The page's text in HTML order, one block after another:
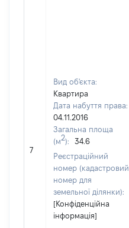
7
Вид об'єкта:
Квартира
Дата набуття права:
04.11.2016
Загальна площа
(м2):
34.6
Реєстраційний
номер (кадастровий
номер для
земельної ділянки):
[Конфіденційна
інформація]